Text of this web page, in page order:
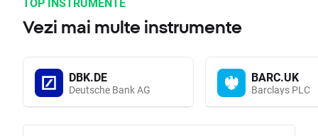
Vezi mai multe instrumente
DBK.DE
Deutsche Bank AG
BARC.UK
Barclays PLC